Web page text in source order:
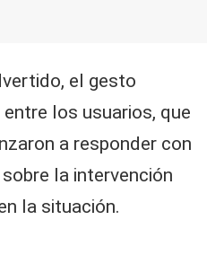
el gesto
los usuarios, que
a responder con
la intervención
la situación.